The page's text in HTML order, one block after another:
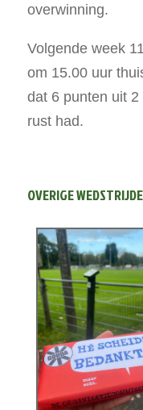
overwinning.
Volgende week
om 15.00 uur
dat 6 punten uit
rust had.
OVERIGE